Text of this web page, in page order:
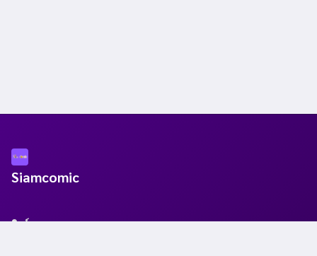
Siamcomic
ลิงก์